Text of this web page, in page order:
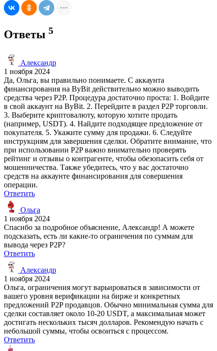
Ответы 5
Александр
1 ноября 2024
Да, Ольга, вы правильно понимаете. С аккаунта
финансирования на ByBit действительно можно выводить
средства через P2P. Процедура достаточно проста: 1. Войдите
в свой аккаунт на ByBit. 2. Перейдите в раздел P2P торговли.
3. Выберите криптовалюту, которую хотите продать
(например, USDT). 4. Найдите подходящее предложение от
покупателя. 5. Укажите сумму для продажи. 6. Следуйте
инструкциям для завершения сделки. Обратите внимание, что
при использовании P2P важно внимательно проверять
рейтинг и отзывы о контрагенте, чтобы обезопасить себя от
мошенничества. Также убедитесь, что у вас достаточно
средств на аккаунте финансирования для совершения
операции.
Ответить
Ольга
1 ноября 2024
Спасибо за подробное объяснение, Александр! А можете
подсказать, есть ли какие-то ограничения по суммам для
вывода через P2P?
Ответить
Александр
1 ноября 2024
Ольга, ограничения могут варьироваться в зависимости от
вашего уровня верификации на бирже и конкретных
предложений P2P продавцов. Обычно минимальная сумма для
сделки составляет около 10-20 USDT, а максимальная может
достигать нескольких тысяч долларов. Рекомендую начать с
небольшой суммы, чтобы освоиться с процессом.
Ответить